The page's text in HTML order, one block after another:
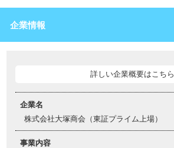
企業情報
詳しい企業概要はこちら
企業名
株式会社大塚商会（東証プライム上場）
事業内容